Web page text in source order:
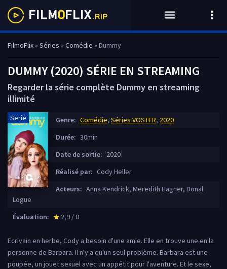
FilmoFlix» Séries » Comédie » Dummy
DUMMY (2020) SÉRIE EN STREAMING
Regarder la série complète Dummy en streaming
illimité
Serie Genre: Comédie, Séries VOSTFR, 2020
Durée: 30min
Date de sortie: 2020
Réalisé par: Cody Heller
Acteurs: Anna Kendrick, Meredith Hagner, Donal
Logue
Évaluation:
star_rate
2,9 / 0
Ecrivain en herbe, Cody a besoin d'une amie. Elle en trouve une en la
personne de Barbara. Il n'y a qu'un seul problème. Barbara est une
poupée, un jouet sexuel avec un appétit pour l'aventure. Et le sexe,